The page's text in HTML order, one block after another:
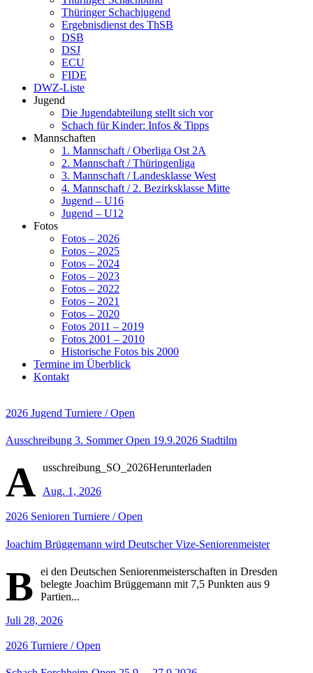
Thüringer Schachjugend
Ergebnisdienst des ThSB
DSB
DSJ
ECU
FIDE
DWZ-Liste
Jugend
Die Jugendabteilung stellt sich vor
Schach für Kinder: Infos & Tipps
Mannschaften
1. Mannschaft / Oberliga Ost 2A
2. Mannschaft / Thüringenliga
3. Mannschaft / Landesklasse West
4. Mannschaft / 2. Bezirksklasse Mitte
Jugend – U16
Jugend – U12
Fotos
Fotos – 2026
Fotos – 2025
Fotos – 2024
Fotos – 2023
Fotos – 2022
Fotos – 2021
Fotos – 2020
Fotos 2011 – 2019
Fotos 2001 – 2010
Historische Fotos bis 2000
Termine im Überblick
Kontakt
2026 Jugend Turniere / Open
Ausschreibung 3. Sommer Open 19.9.2026 Stadtilm
A usschreibung_SO_2026Herunterladen
Aug. 1, 2026
2026 Senioren Turniere / Open
Joachim Brüggemann wird Deutscher Vize-Seniorenmeister
B
ei den Deutschen Seniorenmeisterschaften in Dresden
belegte Joachim Brüggemann mit 7,5 Punkten aus 9
Partien...
Juli 28, 2026
2026 Turniere / Open